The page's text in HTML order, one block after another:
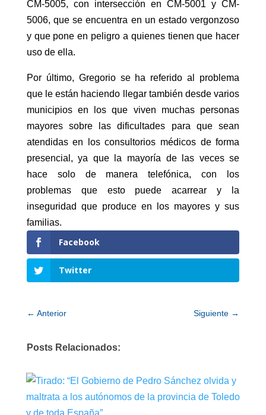
CM-5005, con intersección en CM-5001 y CM-
5006, que se encuentra en un estado vergonzoso
y que pone en peligro a quienes tienen que hacer
uso de ella.
Por último, Gregorio se ha referido al problema
que le están haciendo llegar también desde varios
municipios en los que viven muchas personas
mayores sobre las dificultades para que sean
atendidas en los consultorios médicos de forma
presencial, ya que la mayoría de las veces se
hace solo de manera telefónica, con los
problemas que esto puede acarrear y la
inseguridad que produce en los mayores y sus
familias.
Facebook
Twitter
← Anterior Siguiente →
Posts Relacionados: